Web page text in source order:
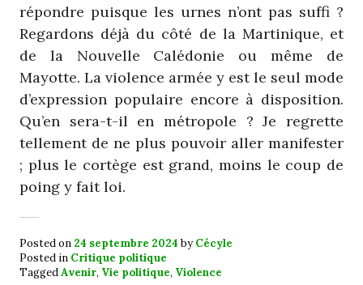
répondre puisque les urnes n’ont pas suffi ?
Regardons déjà du côté de la Martinique, et
de la Nouvelle Calédonie ou même de
Mayotte. La violence armée y est le seul mode
d’expression populaire encore à disposition.
Qu’en sera-t-il en métropole ? Je regrette
tellement de ne plus pouvoir aller manifester
; plus le cortège est grand, moins le coup de
poing y fait loi.
Posted on 24 septembre 2024 byCécyle
Posted in Critique politique
TaggedAvenir, Vie politique, Violence